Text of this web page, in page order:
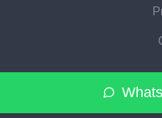
© 2026
industriales de